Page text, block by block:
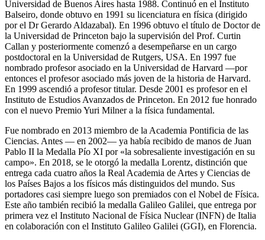
Universidad de Buenos Aires hasta 1988. Continuó en el Instituto
Balseiro, donde obtuvo en 1991 su licenciatura en física (dirigido
por el Dr Gerardo Aldazabal). En 1996 obtuvo el título de Doctor de
la Universidad de Princeton bajo la supervisión del Prof. Curtin
Callan y posteriormente comenzó a desempeñarse en un cargo
postdoctoral en la Universidad de Rutgers, USA. En 1997 fue
nombrado profesor asociado en la Universidad de Harvard —por
entonces el profesor asociado más joven de la historia de Harvard.
En 1999 ascendió a profesor titular. Desde 2001 es profesor en el
Instituto de Estudios Avanzados de Princeton. En 2012 fue honrado
con el nuevo Premio Yuri Milner a la física fundamental.
Fue nombrado en 2013 miembro de la Academia Pontificia de las
Ciencias. Antes — en 2002— ya había recibido de manos de Juan
Pablo II la Medalla Pío XI por «la sobresaliente investigación en su
campo». En 2018, se le otorgó la medalla Lorentz, distinción que
entrega cada cuatro años la Real Academia de Artes y Ciencias de
los Países Bajos a los físicos más distinguidos del mundo. Sus
portadores casi siempre luego son premiados con el Nobel de Física.
Este año también recibió la medalla Galileo Galilei, que entrega por
primera vez el Instituto Nacional de Física Nuclear (INFN) de Italia
en colaboración con el Instituto Galileo Galilei (GGI), en Florencia.